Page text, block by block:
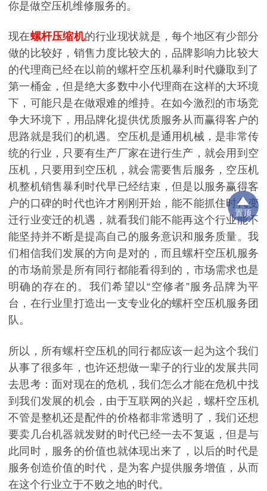
你是做空压机维修服务的。
现在螺杆压缩机的行业现状就是，每个地区有少部分
做的比较好，销售力度比较大的，品牌影响力比较大
的代理商已经在以前的螺杆空压机暴利时代赚取到了
第一桶金，但是绝大多数中小代理商在这样的大环境
下，可能只是在做艰难的维持。在如今激烈的市场竞
争大环境下，用品牌化提供优质服务从而赢得客户的
思路就是我们的机遇。空压机是通用机械，是非常传
统的行业，只要有生产厂家在进行生产，就会用到空
压机，只要用到空压机，就会需要售后服务，空压机
机整机销售暴利时代早已经结束，但是以服务赢得客
户的口碑的时代也许才刚刚开始，能不能抓住时代变
迁行业变迁的机遇，就看我们能不能再这个行业能不
能坚持并不断是提高自己的服务意识和服务质量。我
们相信我们发展的方向是对的，而且螺杆空压机服务
的市场前景是所有同行都能看得到的，市场需求也是
明确的存在的。我们希望以“空修者”服务品牌为平
台，在行业里打造出一支专业化的螺杆空压机服务团
队。
所以，所有螺杆空压机的同行都应该一起为这个我们
从事了很多年，也许还想做一辈子的行业的发展共同
去思考：面对现在的危机，我们怎么才能在危机中找
到我们发展的机会，由于互联网的兴起，螺杆空压机
不管是整机还是配件的价格都非常透明了，我们还想
要卖几台机器就发财的时代已经一去不复返，但是与
此同时，服务的价值也就体现出来了，以后的时代是
服务创造价值的时代，是为客户提供服务增值，从而
在这个行业立于不败之地的时代。
置顶